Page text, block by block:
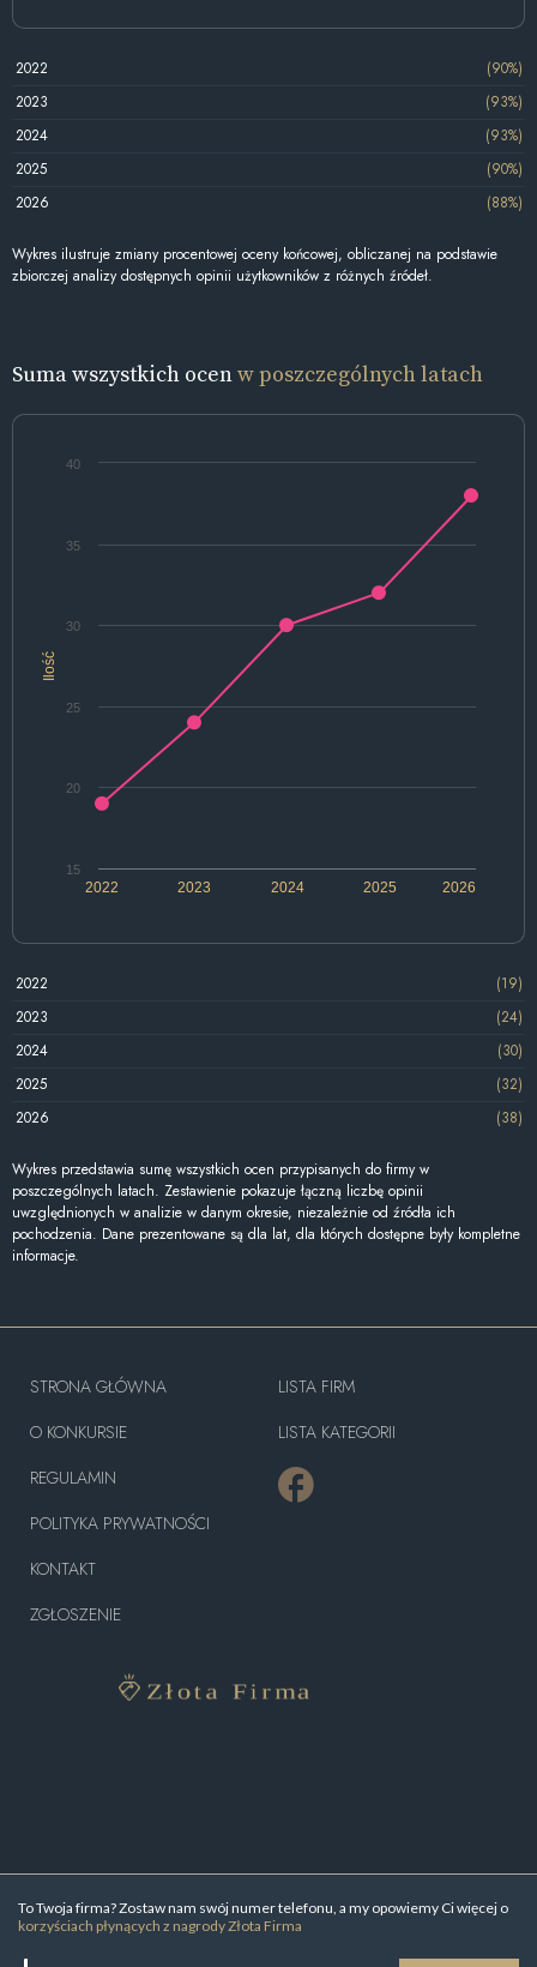
2022
(90%)
2023
(93%)
2024
(93%)
2025
(90%)
2026
(88%)
Wykres ilustruje zmiany procentowej oceny końcowej, obliczanej na podstawie
zbiorczej analizy dostępnych opinii użytkowników z różnych źródeł.
Suma wszystkich ocenw poszczególnych latach
Ilość
2022 2024 2026
2023 2025
15
20
25
30
35
40
2022
(19)
2023
(24)
2024
(30)
2025
(32)
2026
(38)
Wykres przedstawia sumę wszystkich ocen przypisanych do firmy w
poszczególnych latach. Zestawienie pokazuje łączną liczbę opinii
uwzględnionych w analizie w danym okresie, niezależnie od źródła ich
pochodzenia. Dane prezentowane są dla lat, dla których dostępne były kompletne
informacje.
To Twoja firma? Zostaw nam swój numer telefonu, a my opowiemy Ci więcej o
korzyściach płynących z nagrody Złota Firma
STRONA GŁÓWNA
O KONKURSIE
REGULAMIN
POLITYKA PRYWATNOŚCI
KONTAKT
ZGŁOSZENIE
LISTA FIRM
LISTA KATEGORII